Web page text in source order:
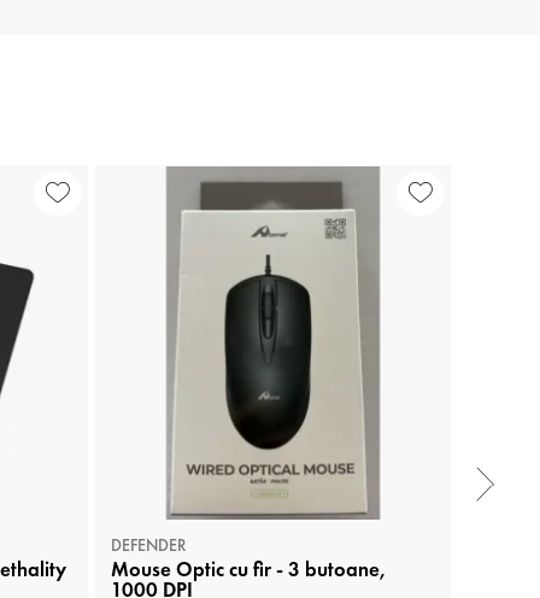
DEFENDER
Mouse Optic cu fir - 3 butoane,
1000 DPI